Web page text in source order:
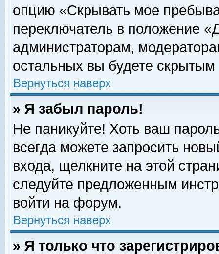
опцию «Скрывать мое
переключатель в положение
администраторам,
остальных вы будете скрытым
Вернуться наверх
» Я забыл пароль!
Не паникуйте! Хоть ваш
всегда можете запросить
входа, щелкните на этой
следуйте предложенным
войти на форум.
Вернуться наверх
» Я только что